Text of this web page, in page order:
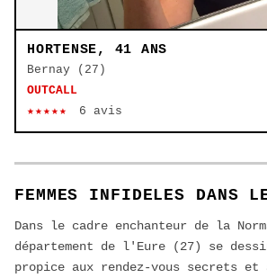
FEMMES INFIDELES DANS
Dans le cadre enchanteur de la
département de l'Eure (27) se
propice aux rendez-vous secrets et
HORTENSE, 41 ANS
Bernay (27)
OUTCALL
★★★★★
6 avis